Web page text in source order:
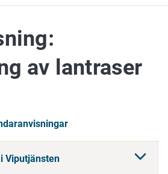
av lantraser
Viputjänsten